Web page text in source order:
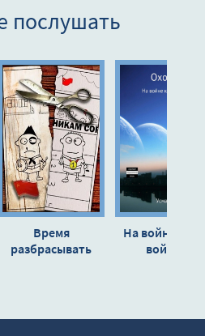
послушать
Время
разбрасывать
На войне как
войне! -